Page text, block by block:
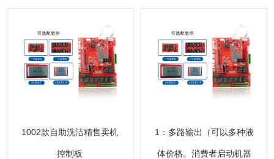
1002款自助洗洁精售卖机
控制板
1：多路输出（可以多种液
体价格。消费者启动机器